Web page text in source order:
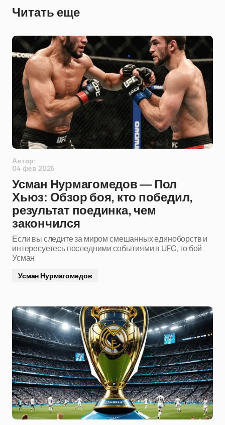
Читать еще
Автор:
04 фев 2026
Усман Нурмагомедов — Пол
Хьюз: Обзор боя, кто победил,
результат поединка, чем
закончился
Если вы следите за миром смешанных единоборств и
интересуетесь последними событиями в UFC, то бой
Усман
Усман Нурмагомедов